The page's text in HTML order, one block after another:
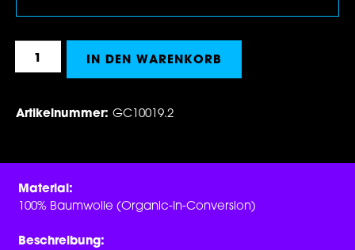
Produkt Anzahl: Gib den gewünschten
IN DEN WARENKORB
Artikelnummer: GC10019.2
Material:
100% Baumwolle (Organic-In-Conversion)
Beschreibung: